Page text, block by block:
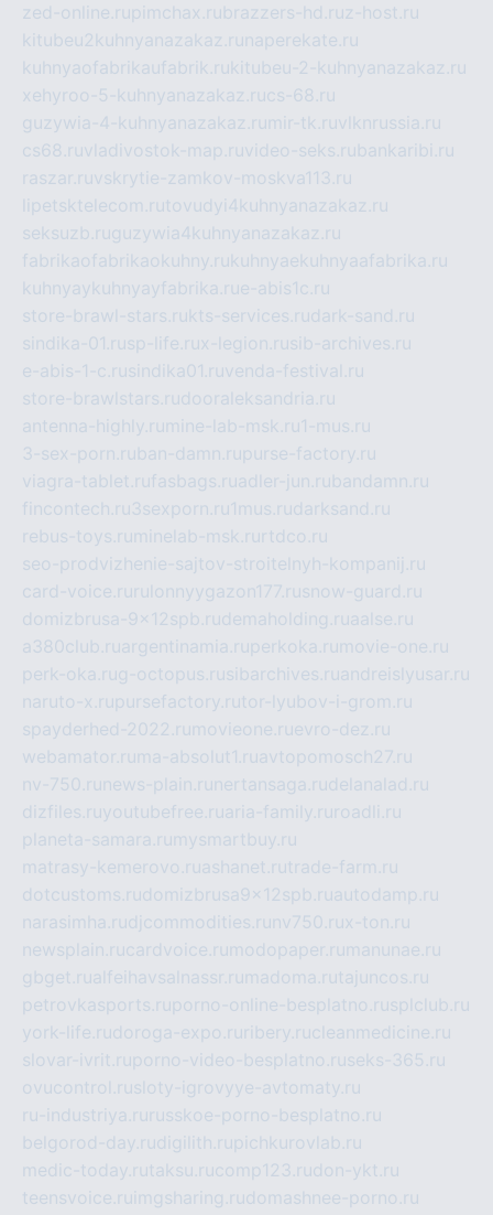
zed-online.rupimchax.rubrazzers-hd.ruz-host.ru
kitubeu2kuhnyanazakaz.ru naperekate.ru
kuhnyaofabrikaufabrik.rukitubeu-2-kuhnyanazakaz.ru
xehyroo-5-kuhnyanazakaz.rucs-68.ru
guzywia-4-kuhnyanazakaz.ru mir-tk.ruvlknrussia.ru
cs68.ruvladivostok-map.ruvideo-seks.rubankaribi.ru
raszar.ruvskrytie-zamkov-moskva113.ru
lipetsktelecom.rutovudyi4kuhnyanazakaz.ru
seksuzb.ruguzywia4kuhnyanazakaz.ru
fabrikaofabrikaokuhny.rukuhnyaekuhnyaafabrika.ru
kuhnyaykuhnyayfabrika.rue-abis1c.ru
store-brawl-stars.rukts-services.rudark-sand.ru
sindika-01.rusp-life.rux-legion.rusib-archives.ru
e-abis-1-c.rusindika01.ruvenda-festival.ru
store-brawlstars.rudooraleksandria.ru
antenna-highly.ru mine-lab-msk.ru1-mus.ru
3-sex-porn.ruban-damn.rupurse-factory.ru
viagra-tablet.rufasbags.ruadler-jun.rubandamn.ru
fincontech.ru3sexporn.ru1mus.rudarksand.ru
rebus-toys.ru minelab-msk.ru rtdco.ru
seo-prodvizhenie-sajtov-stroitelnyh-kompanij.ru
card-voice.ru rulonnyygazon177.rusnow-guard.ru
domizbrusa-9x12spb.rudemaholding.ruaalse.ru
a380club.ruargentinamia.ruperkoka.ru movie-one.ru
perk-oka.rug-octopus.rusibarchives.ruandreislyusar.ru
naruto-x.rupursefactory.rutor-lyubov-i-grom.ru
spayderhed-2022.ru movieone.ruevro-dez.ru
webamator.ru ma-absolut1.ruavtopomosch27.ru
nv-750.ru news-plain.ru nertansaga.rudelanalad.ru
dizfiles.ruyoutubefree.ruaria-family.ru roadli.ru
planeta-samara.ru mysmartbuy.ru
matrasy-kemerovo.ruashanet.rutrade-farm.ru
dotcustoms.rudomizbrusa9x12spb.ruautodamp.ru
narasimha.rudjcommodities.ru nv750.rux-ton.ru
newsplain.rucardvoice.ru modopaper.ru manunae.ru
gbget.rualfeihavsalnassr.ru madoma.rutajuncos.ru
petrovkasports.ruporno-online-besplatno.rusplclub.ru
york-life.rudoroga-expo.ru ribery.rucleanmedicine.ru
slovar-ivrit.ruporno-video-besplatno.ruseks-365.ru
ovucontrol.rusloty-igrovyye-avtomaty.ru
ru-industriya.ru russkoe-porno-besplatno.ru
belgorod-day.rudigilith.rupichkurovlab.ru
medic-today.rutaksu.rucomp123.rudon-ykt.ru
teensvoice.ru imgsharing.rudomashnee-porno.ru